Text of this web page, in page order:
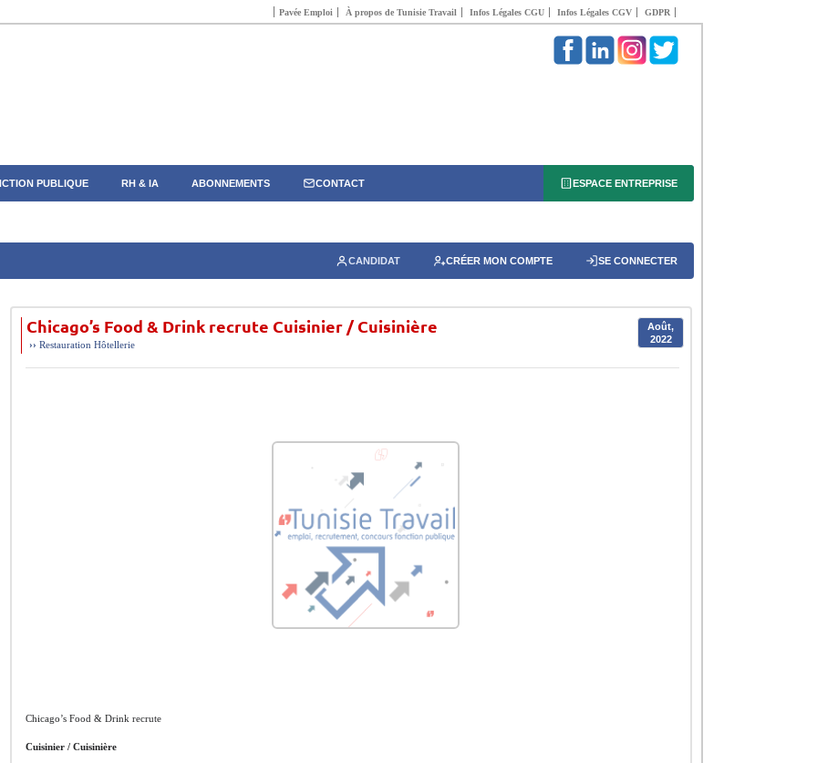
Pavée Emploi À propos de Tunisie Travail Infos Légales CGU Infos Légales CGV GDPR
PUBLIQUE RH & IA ABONNEMENTS CONTACT ESPACE ENTREPRISE
CANDIDAT CRÉER MON COMPTE SE CONNECTER
Chicago’s Food & Drink recrute Cuisinier / Cuisinière
Août,
2022
›› Restauration Hôtellerie
Chicago’s Food & Drink recrute
Cuisinier / Cuisinière